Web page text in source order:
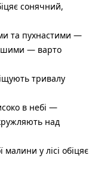
сонячний,
та пухнастими —
— варто
тривалу
в небі —
над
малини у лісі обіцяє